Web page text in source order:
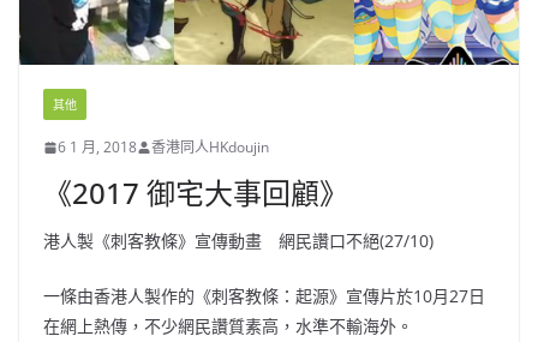
其他
6 1 月, 2018 香港同人HKdoujin
《2017 御宅大事回顧》
港人製《刺客教條》宣傳動畫 網民讚口不絕(27/10)
一條由香港人製作的《刺客教條：起源》宣傳片於10月27日
在網上熱傳，不少網民讚質素高，水準不輸海外。